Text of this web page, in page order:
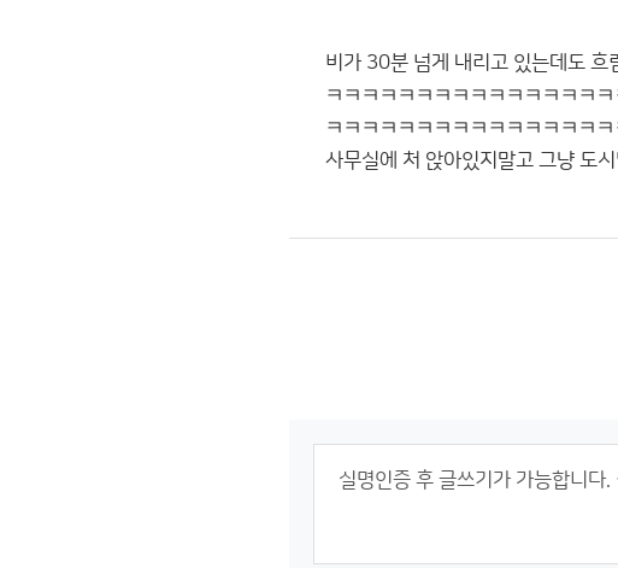
비가 30분 넘게 내리고 있는데도 흐
ㅋㅋㅋㅋㅋㅋㅋㅋㅋㅋㅋㅋㅋㅋㅋ
ㅋㅋㅋㅋㅋㅋㅋㅋㅋㅋㅋㅋㅋㅋㅋ
사무실에 처 앉아있지말고 그냥 도